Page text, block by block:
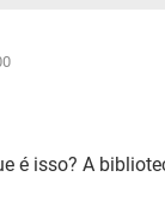
é isso? A